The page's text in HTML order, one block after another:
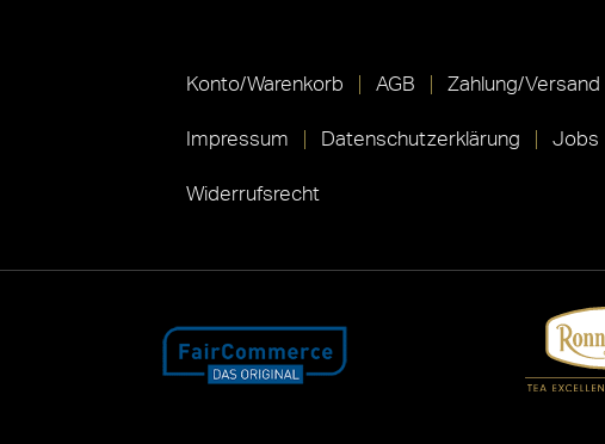
Konto/Warenkorb AGB Zahlung/Versand
Impressum Datenschutzerklärung Jobs
Widerrufsrecht